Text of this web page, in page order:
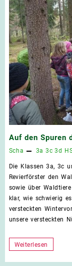
Auf den Spuren
Scha 3a 3c 3d
Die Klassen 3a, 3c
Revierförster den
sowie über
klar, wie schwierig
versteckten
unsere versteckten
Auf
Weiterlesen